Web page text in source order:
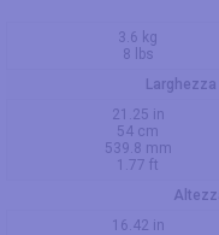
3.6 kg
8 lbs
21.25 in
54 cm
539.8 mm
1.77 ft
16.42 in